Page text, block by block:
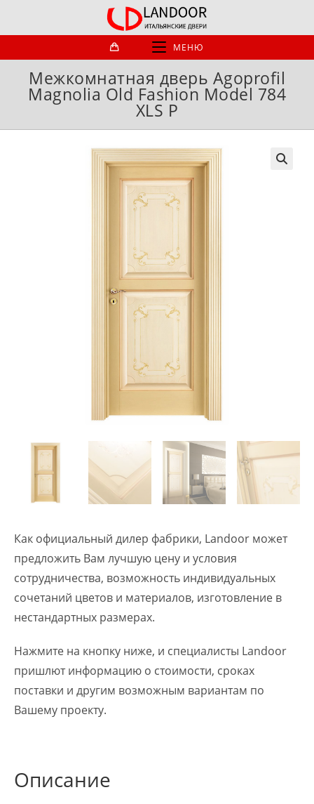
МЕНЮ
Межкомнатная дверь Agoprofil
Magnolia Old Fashion Model 784
XLS P
Как официальный дилер фабрики, Landoor может
предложить Вам лучшую цену и условия
сотрудничества, возможность индивидуальных
сочетаний цветов и материалов, изготовление в
нестандартных размерах.
Нажмите на кнопку ниже, и специалисты Landoor
пришлют информацию о стоимости, сроках
поставки и другим возможным вариантам по
Вашему проекту.
Описание